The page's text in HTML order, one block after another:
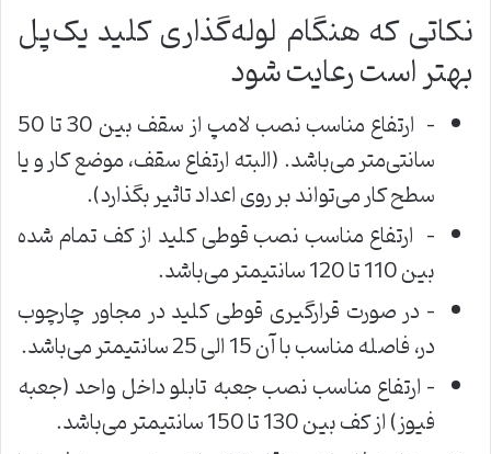
نکاتی که هنگام لوله‌گذاری کلید یک‌پل
بهتر است رعایت شود
– ارتفاع مناسب نصب لامپ از سقف بین 30 تا 50
سانتی‌متر می‌باشد. (البته ارتفاع سقف، موضع کار و یا
سطح کار می‌تواند بر روی اعداد تاثیر بگذارد).
– ارتفاع مناسب نصب قوطی کلید از کف تمام شده
بین 110 تا 120 سانتیمتر می‌باشد.
– در صورت قرارگیری قوطی کلید در مجاور چارچوب‌
در، فاصله مناسب با آن 15 الی 25 سانتیمتر می‌باشد.
– ارتفاع مناسب نصب جعبه تابلو داخل واحد (جعبه
فیوز) از کف بین 130 تا 150 سانتیمتر می‌باشد.